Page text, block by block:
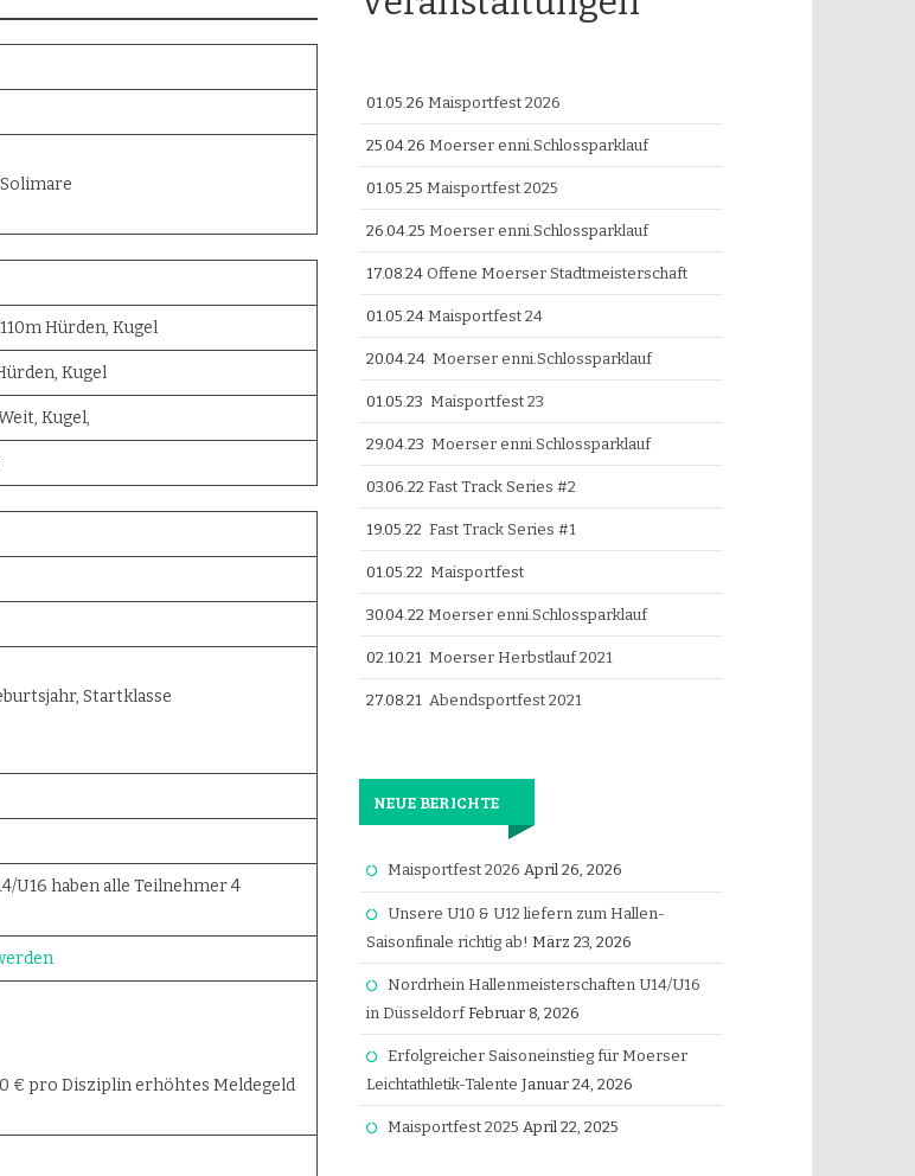
Hürden, Kugel
Kugel
Kugel,
Startklasse
U16 haben alle Teilnehmer 4
€ pro Disziplin erhöhtes Meldegeld
01.05.26Maisportfest 2026
25.04.26Moerser enni.Schlossparklauf
01.05.25Maisportfest 2025
26.04.25Moerser enni.Schlossparklauf
17.08.24 Offene Moerser Stadtmeisterschaft
01.05.24Maisportfest 24
20.04.24Moerser enni.Schlossparklauf
01.05.23Maisportfest 23
29.04.23Moerser enni.Schlossparklauf
03.06.22Fast Track Series #2
19.05.22Fast Track Series #1
01.05.22Maisportfest
30.04.22Moerser enni.Schlossparklauf
02.10.21Moerser Herbstlauf 2021
27.08.21 Abendsportfest 2021
NEUE BERICHTE
Maisportfest 2026 April 26, 2026
Unsere U10 & U12 liefern zum Hallen-
Saisonfinale richtig ab! März 23, 2026
Nordrhein Hallenmeisterschaften U14/U16
in Düsseldorf Februar 8, 2026
Erfolgreicher Saisoneinstieg für Moerser
Leichtathletik-Talente Januar 24, 2026
Maisportfest 2025 April 22, 2025